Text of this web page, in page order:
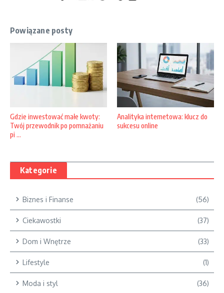
Powiązane posty
Gdzie inwestować małe kwoty:
Twój przewodnik po pomnażaniu
pi ...
Analityka internetowa: klucz do
sukcesu online
Kategorie
Biznes i Finanse (56)
Ciekawostki (37)
Dom i Wnętrze (33)
Lifestyle (1)
Moda i styl (36)